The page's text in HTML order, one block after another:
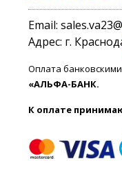
Email:
Адрес: г.
Оплата
«АЛЬФА-БАНК.
К оплате